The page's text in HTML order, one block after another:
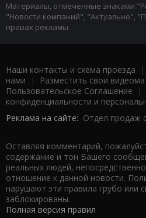
Материалы, отмеченные знаками
"Новости компаний", "Актуально",
правах рекламы.
Наши контакты и схема проезда |
нами | Разместить свои
Пользовательское Соглашение |
конфиденциальности и
Реклама на сайте: Отдел продаж
Оставляя комментарий,
содержание и тон Вашего
реальных людей,
отношение к данной новости.
нарушают эти правила грубо или
заблокированы.
Полная версия правил